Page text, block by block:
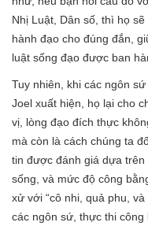
Nhị Luật, Dân số, thì họ
hành đạo cho đúng đắn,
luật sống đạo được ban
Tuy nhiên, khi các ngôn
Joel xuất hiện, họ lại cho
vị, lòng đạo đích thực
mà còn là cách chúng ta
tin được đánh giá dựa
sống, và mức độ công
xử với “cô nhi, quả phu,
các ngôn sứ, thực thi